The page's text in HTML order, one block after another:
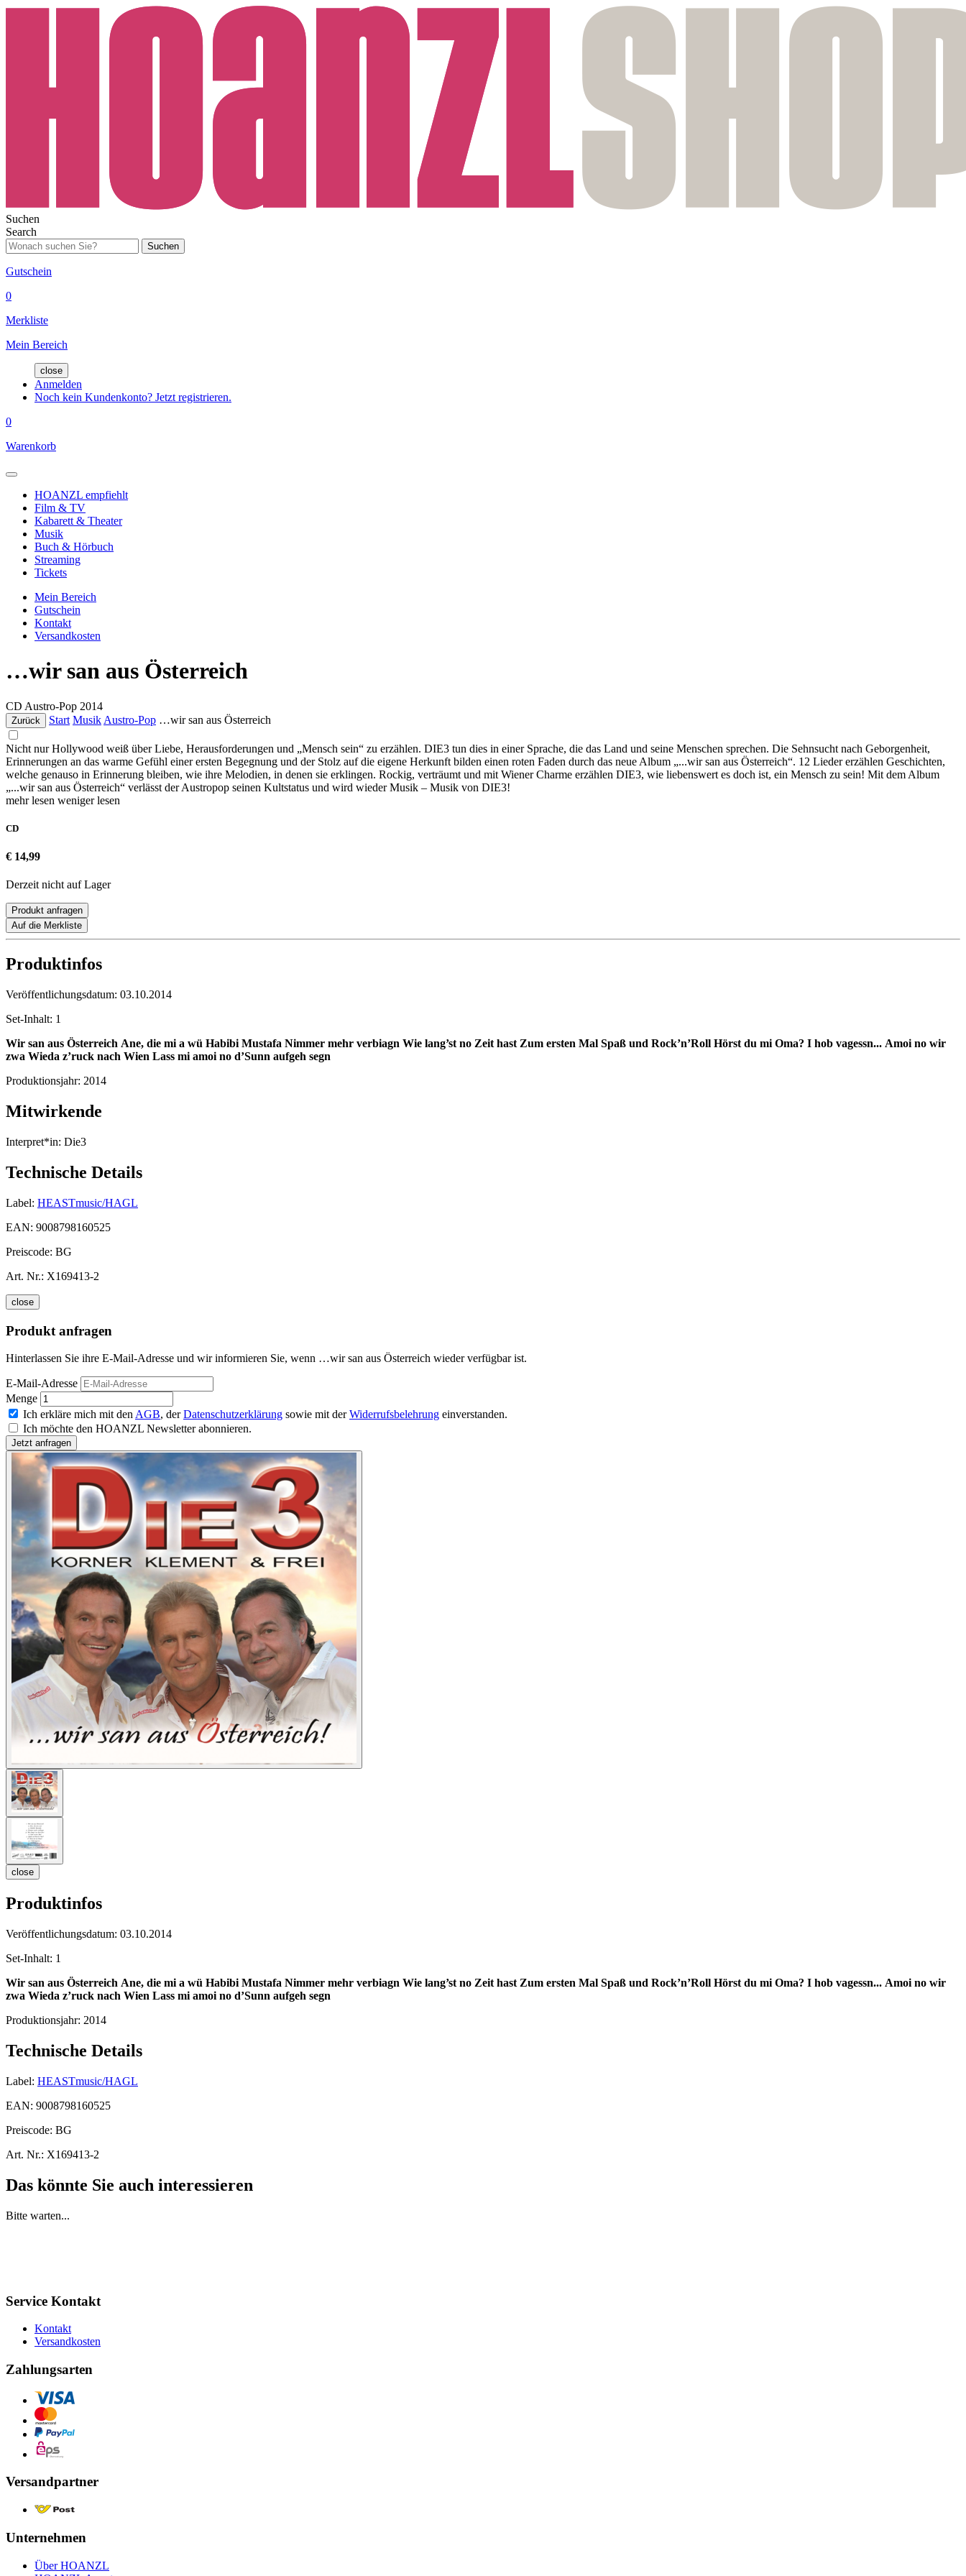
Suchen
Search
Suchen
Gutschein
0
Merkliste
Mein Bereich
close
Anmelden
Noch kein Kundenkonto? Jetzt registrieren.
0
Warenkorb
HOANZL empfiehlt
Film & TV
Kabarett & Theater
Musik
Buch & Hörbuch
Streaming
Tickets
Mein Bereich
Gutschein
Kontakt
Versandkosten
…wir san aus Österreich
CD Austro-Pop 2014
Zurück Start Musik Austro-Pop …wir san aus Österreich
Nicht nur Hollywood weiß über Liebe, Herausforderungen und „Mensch sein“ zu erzählen. DIE3 tun dies in einer Sprache, die das Land und seine Menschen sprechen. Die Sehnsucht nach Geborgenheit,
Erinnerungen an das warme Gefühl einer ersten Begegnung und der Stolz auf die eigene Herkunft bilden einen roten Faden durch das neue Album „...wir san aus Österreich“. 12 Lieder erzählen Geschichten,
welche genauso in Erinnerung bleiben, wie ihre Melodien, in denen sie erklingen. Rockig, verträumt und mit Wiener Charme erzählen DIE3, wie liebenswert es doch ist, ein Mensch zu sein! Mit dem Album
„...wir san aus Österreich“ verlässt der Austropop seinen Kultstatus und wird wieder Musik – Musik von DIE3!
mehr lesen weniger lesen
CD
€ 14,99
Derzeit nicht auf Lager
Produkt anfragen
Auf die Merkliste
Produktinfos
Veröffentlichungsdatum: 03.10.2014
Set-Inhalt: 1
Wir san aus Österreich Ane, die mi a wü Habibi Mustafa Nimmer mehr verbiagn Wie lang’st no Zeit hast Zum ersten Mal Spaß und Rock’n’Roll Hörst du mi Oma? I hob vagessn... Amoi no wir
zwa Wieda z’ruck nach Wien Lass mi amoi no d’Sunn aufgeh segn
Produktionsjahr: 2014
Mitwirkende
Interpret*in: Die3
Technische Details
Label: HEASTmusic/HAGL
EAN: 9008798160525
Preiscode: BG
Art. Nr.: X169413-2
close
Produkt anfragen
Hinterlassen Sie ihre E-Mail-Adresse und wir informieren Sie, wenn …wir san aus Österreich wieder verfügbar ist.
E-Mail-Adresse
Menge
Ich erkläre mich mit den AGB, derDatenschutzerklärung sowie mit derWiderrufsbelehrung einverstanden.
Ich möchte den HOANZL Newsletter abonnieren.
close
Produktinfos
Veröffentlichungsdatum: 03.10.2014
Set-Inhalt: 1
Wir san aus Österreich Ane, die mi a wü Habibi Mustafa Nimmer mehr verbiagn Wie lang’st no Zeit hast Zum ersten Mal Spaß und Rock’n’Roll Hörst du mi Oma? I hob vagessn... Amoi no wir
zwa Wieda z’ruck nach Wien Lass mi amoi no d’Sunn aufgeh segn
Produktionsjahr: 2014
Technische Details
Label: HEASTmusic/HAGL
EAN: 9008798160525
Preiscode: BG
Art. Nr.: X169413-2
Das könnte Sie auch interessieren
Bitte warten...
Service Kontakt
Kontakt
Versandkosten
Zahlungsarten
Versandpartner
Unternehmen
Über HOANZL